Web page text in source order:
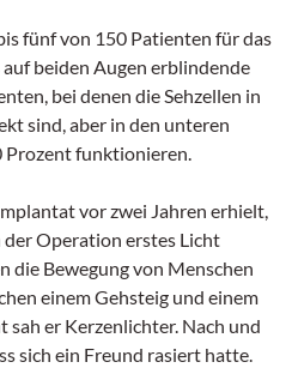
fünf von 150 Patienten für das
beiden Augen erblindende
bei denen die Sehzellen in
sind, aber in den unteren
Prozent funktionieren.
vor zwei Jahren erhielt,
Operation erstes Licht
die Bewegung von Menschen
einem Gehsteig und einem
sah er Kerzenlichter. Nach und
sich ein Freund rasiert hatte.